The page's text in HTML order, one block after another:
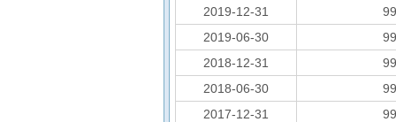
2019-12-31
2019-06-30
2018-12-31
2018-06-30
2017-12-31